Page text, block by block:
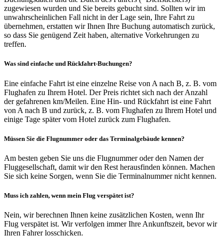
zugewiesen wurden und Sie bereits gebucht sind. Sollten wir im
unwahrscheinlichen Fall nicht in der Lage sein, Ihre Fahrt zu
übernehmen, erstatten wir Ihnen Ihre Buchung automatisch zurück,
so dass Sie genügend Zeit haben, alternative Vorkehrungen zu
treffen.
Was sind einfache und Rückfahrt-Buchungen?
Eine einfache Fahrt ist eine einzelne Reise von A nach B, z. B. vom
Flughafen zu Ihrem Hotel. Der Preis richtet sich nach der Anzahl
der gefahrenen km/Meilen. Eine Hin- und Rückfahrt ist eine Fahrt
von A nach B und zurück, z. B. vom Flughafen zu Ihrem Hotel und
einige Tage später vom Hotel zurück zum Flughafen.
Müssen Sie die Flugnummer oder das Terminalgebäude kennen?
Am besten geben Sie uns die Flugnummer oder den Namen der
Fluggesellschaft, damit wir den Rest herausfinden können. Machen
Sie sich keine Sorgen, wenn Sie die Terminalnummer nicht kennen.
Muss ich zahlen, wenn mein Flug verspätet ist?
Nein, wir berechnen Ihnen keine zusätzlichen Kosten, wenn Ihr
Flug verspätet ist. Wir verfolgen immer Ihre Ankunftszeit, bevor wir
Ihren Fahrer losschicken.